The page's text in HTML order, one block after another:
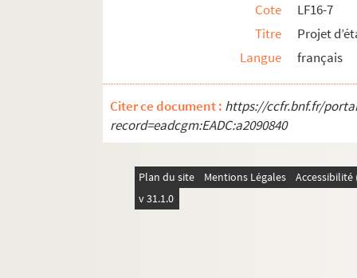
Cote
LF16-7
Titre
Projet
Langue
français
Citer ce document : https://ccfr.bnf.fr/
record=eadcgm:EADC:a2090840
Plan du site Mentions Légales
v 31.1.0